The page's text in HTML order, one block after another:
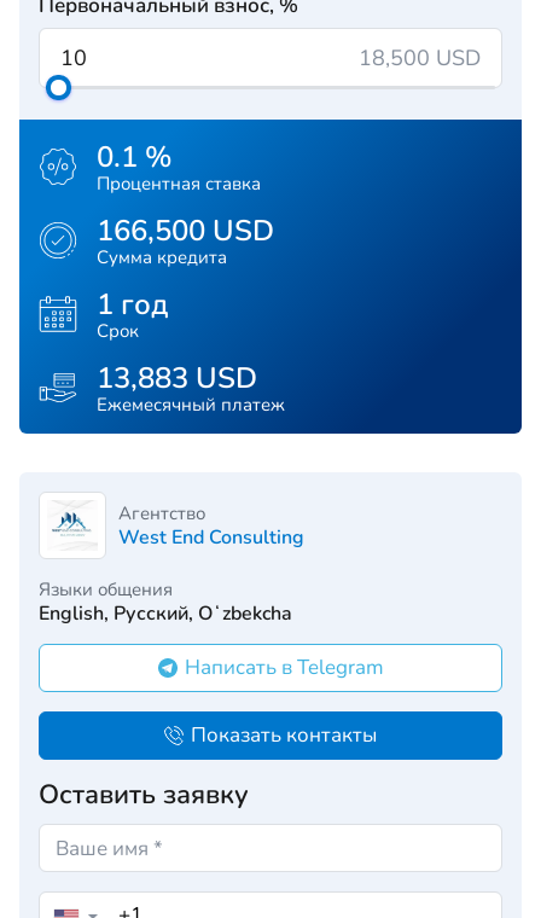
18,500 USD
0.1 %
Процентная ставка
166,500 USD
Сумма кредита
1 год
Срок
13,883 USD
Ежемесячный платеж
Агентство
West End Consulting
Языки общения
English, Русский, Oʻzbekcha
Написать в Telegram
Показать контакты
Оставить заявку
▼